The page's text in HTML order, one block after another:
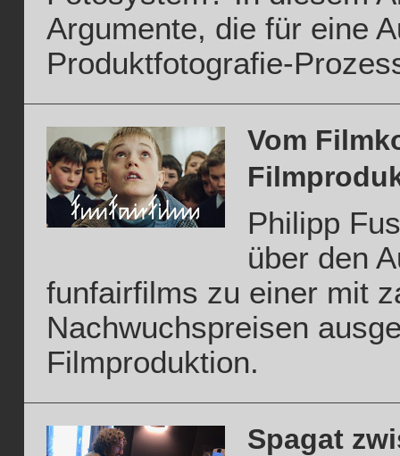
Argumente, die für eine
Produktfotografie-
Vom
Philipp
über den
funfairfilms zu einer mit
Nachwuchspreisen
Filmproduktion.
Spagat